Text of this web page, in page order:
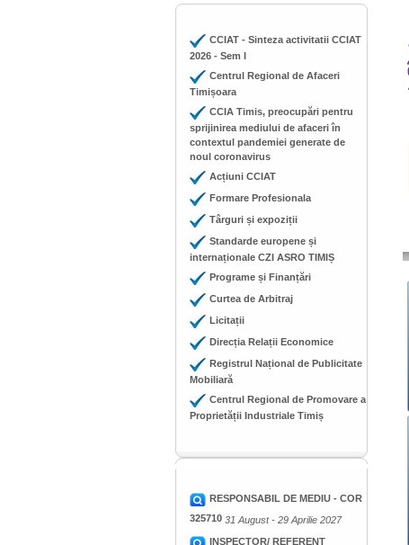
CCIAT - Sinteza activitatii CCIAT
2026 - Sem I
Centrul Regional de Afaceri
Timișoara
CCIA Timis, preocupări pentru
sprijinirea mediului de afaceri în
contextul pandemiei generate de
noul coronavirus
Acțiuni CCIAT
Formare Profesionala
Târguri și expoziții
Standarde europene și
internaționale CZI ASRO TIMIȘ
Programe și Finanțări
Curtea de Arbitraj
Licitații
Direcția Relații Economice
Registrul Național de Publicitate
Mobiliară
Centrul Regional de Promovare a
Proprietății Industriale Timiș
RESPONSABIL DE MEDIU - COR
325710 31 August - 29 Aprilie 2027
INSPECTOR/ REFERENT